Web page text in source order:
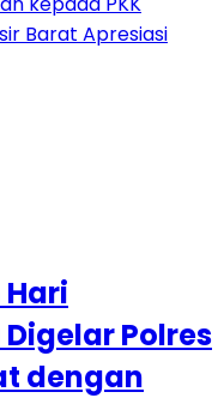
Barat Apresiasi
Polres
dengan